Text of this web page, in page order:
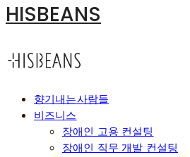
HISBEANS
향기내는사람들
비즈니스
장애인 고용 컨설팅
장애인 직무 개발 컨설팅